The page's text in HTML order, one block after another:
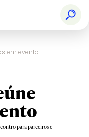
em evento
para parceiros e